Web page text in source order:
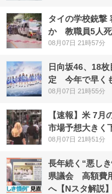
タイの学校銃撃
か 教職員5人死
08月07日 21時57分
日向坂46、18
定 今年で早く
08月07日 21時55分
【速報】米 7
市場予想大きく
08月07日 21時51分
長年続く“悪し
県議会 高額費
へ【Nスタ解説】